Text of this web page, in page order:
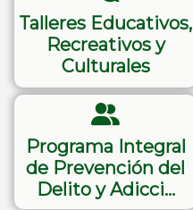
Talleres Educativos,
Recreativos y
Culturales
Programa Integral
de Prevención del
Delito y Adicci…